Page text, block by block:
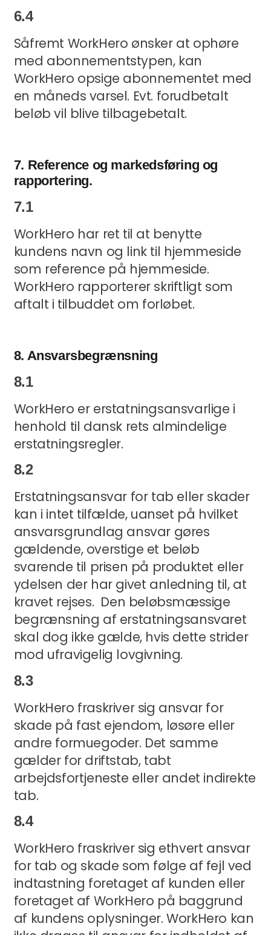
6.4
Såfremt WorkHero ønsker at ophøre
med abonnementstypen, kan
WorkHero opsige abonnementet med
en måneds varsel. Evt. forudbetalt
beløb vil blive tilbagebetalt.
7. Reference og markedsføring og
rapportering.
7.1
WorkHero har ret til at benytte
kundens navn og link til hjemmeside
som reference på hjemmeside.
WorkHero rapporterer skriftligt som
aftalt i tilbuddet om forløbet.
8. Ansvarsbegrænsning
8.1
WorkHero er erstatningsansvarlige i
henhold til dansk rets almindelige
erstatningsregler.
8.2
Erstatningsansvar for tab eller skader
kan i intet tilfælde, uanset på hvilket
ansvarsgrundlag ansvar gøres
gældende, overstige et beløb
svarende til prisen på produktet eller
ydelsen der har givet anledning til, at
kravet rejses. Den beløbsmæssige
begrænsning af erstatningsansvaret
skal dog ikke gælde, hvis dette strider
mod ufravigelig lovgivning.
8.3
WorkHero fraskriver sig ansvar for
skade på fast ejendom, løsøre eller
andre formuegoder. Det samme
gælder for driftstab, tabt
arbejdsfortjeneste eller andet indirekte
tab.
8.4
WorkHero fraskriver sig ethvert ansvar
for tab og skade som følge af fejl ved
indtastning foretaget af kunden eller
foretaget af WorkHero på baggrund
af kundens oplysninger. WorkHero kan